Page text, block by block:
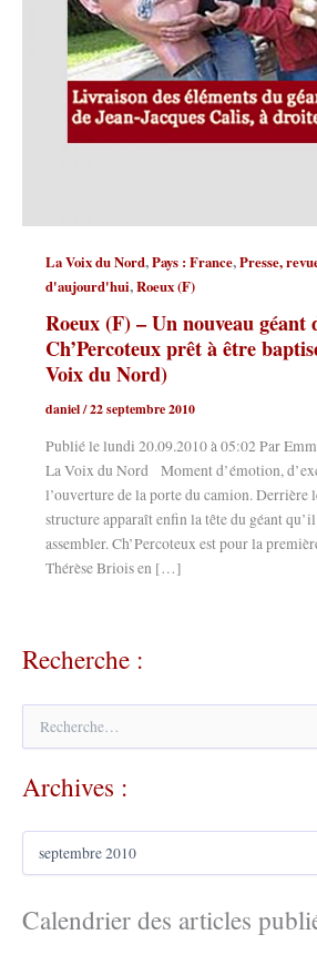
La Voix du Nord,Pays : France,Presse,
d'aujourd'hui,Roeux (F)
Roeux (F) – Un nouveau géant
Ch’Percoteux prêt à être
Voix du Nord)
daniel/22 septembre 2010
Publié le lundi 20.09.2010 à 05:02 Par
La Voix du Nord Moment d’émotion,
l’ouverture de la porte du camion. Derrière
structure apparaît enfin la tête du géant
assembler. Ch’Percoteux est pour la
Thérèse Briois en […]
Recherche :
h
e
h
r
Archives :
A
h
iCalendrier des articles